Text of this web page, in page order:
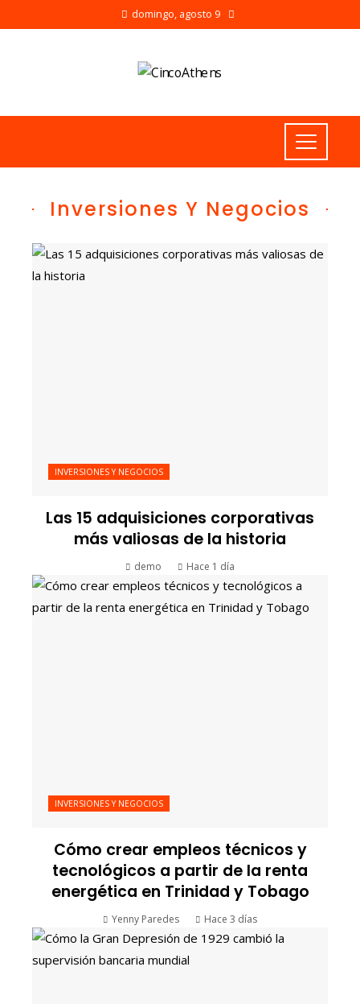
domingo, agosto 9
Inversiones Y Negocios
INVERSIONES Y NEGOCIOS
Las 15 adquisiciones corporativas
más valiosas de la historia
demo Hace 1 día
INVERSIONES Y NEGOCIOS
Cómo crear empleos técnicos y
tecnológicos a partir de la renta
energética en Trinidad y Tobago
Yenny Paredes Hace 3 días